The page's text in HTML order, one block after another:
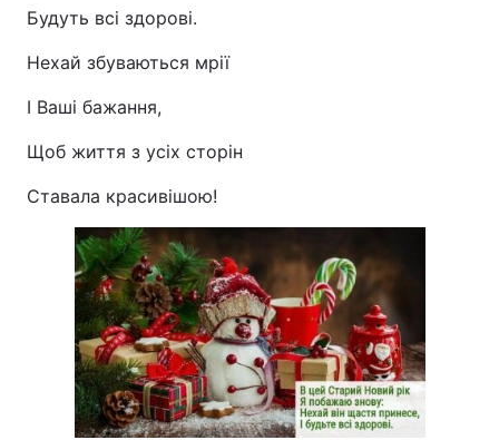
Будуть всі здорові.
Нехай збуваються мрії
І Ваші бажання,
Щоб життя з усіх сторін
Ставала красивішою!